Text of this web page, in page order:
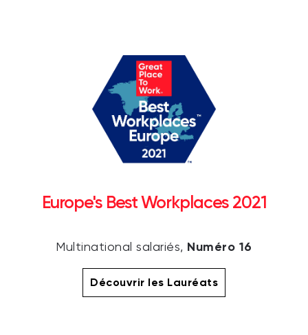
Europe's Best Workplaces 2021
Multinational salariés, Numéro 16
Découvrir les Lauréats